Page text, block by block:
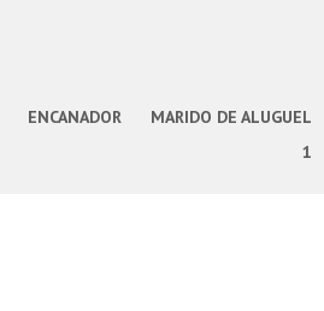
ENCANADOR
MARIDO DE ALUGUEL
1